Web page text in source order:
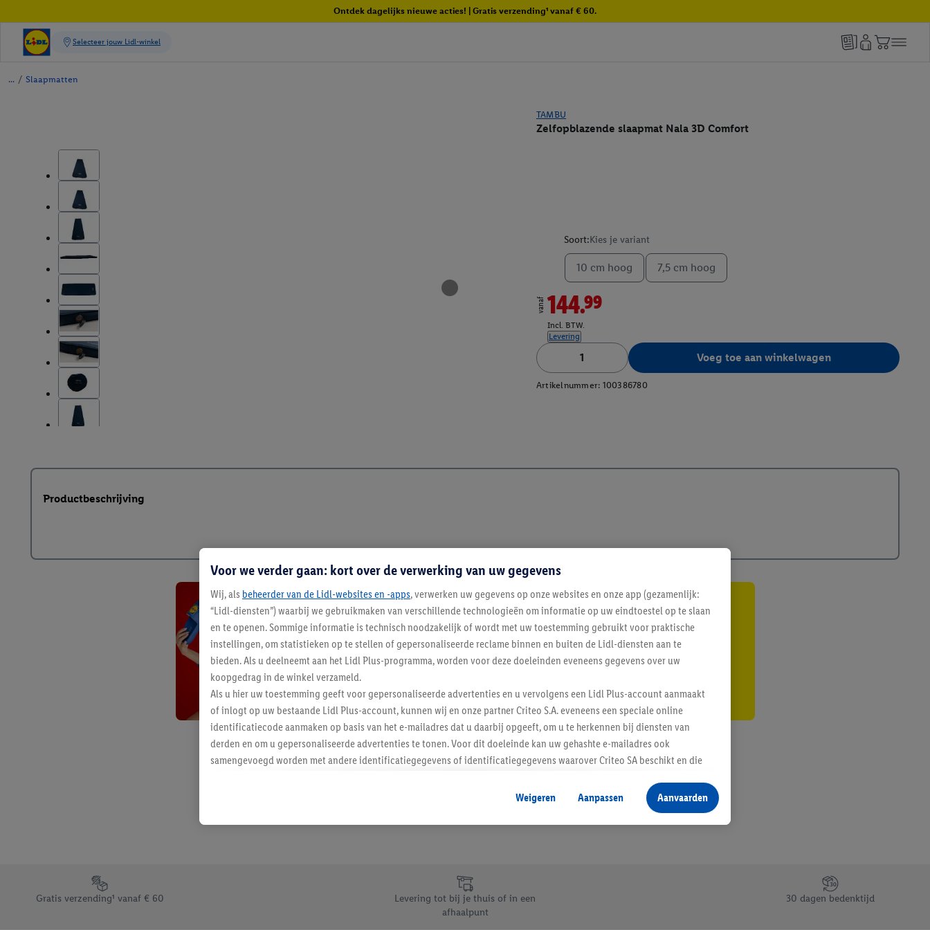
Ontdek dagelijks nieuwe acties! | Gratis verzending¹ vanaf € 60.
/ Slaapmatten
TAMBU
Zelfopblazende slaapmat Nala 3D Comfort
Soort:Kies je variant
10 cm hoog 7,5 cm hoog
vanaf 144.99
Incl. BTW.
Levering
Voeg toe aan winkelwagen
Artikelnummer: 100386780
Productbeschrijving
Blijf op de hoogte
Schrijf je in op de newsletter
Footerelement met de verschillende USPs van Lidl.be
Gratis verzending¹ vanaf € 60
Levering tot bij je thuis of in een
afhaalpunt
30 dagen bedenktijd
Voor we verder gaan: kort over de verwerking van uw gegevens
Wij, als beheerder van de Lidl-websites en -apps, verwerken uw gegevens op onze websites en onze app (gezamenlijk:
“Lidl-diensten”) waarbij we gebruikmaken van verschillende technologieën om informatie op uw eindtoestel op te slaan
en te openen. Sommige informatie is technisch noodzakelijk of wordt met uw toestemming gebruikt voor praktische
instellingen, om statistieken op te stellen of gepersonaliseerde reclame binnen en buiten de Lidl-diensten aan te
bieden. Als u deelneemt aan het Lidl Plus-programma, worden voor deze doeleinden eveneens gegevens over uw
koopgedrag in de winkel verzameld.
Als u hier uw toestemming geeft voor gepersonaliseerde advertenties en u vervolgens een Lidl Plus-account aanmaakt
of inlogt op uw bestaande Lidl Plus-account, kunnen wij en onze partner Criteo S.A. eveneens een speciale online
identificatiecode aanmaken op basis van het e-mailadres dat u daarbij opgeeft, om u te herkennen bij diensten van
derden en om u gepersonaliseerde advertenties te tonen. Voor dit doeleinde kan uw gehashte e-mailadres ook
samengevoegd worden met andere identificatiegegevens of identificatiegegevens waarover Criteo SA beschikt en die
Als u hiermee akkoord gaat, kunnen advertenties in het kader van retargeting, d.w.z. advertenties voor producten waarin
u interesse hebt getoond (bijvoorbeeld door het product in de webshop aan uw winkelmandje toe te voegen, maar het
niet te kopen), ook op verschillende apparaten en verschillende Lidl-diensten worden weergegeven als er met behulp
Onder “Aanpassen” kunt u individuele doeleinden toestaan en meer informatie vinden over de gegevensverwerking.
Door op “weigeren” te klikken, kunt u alleen het gebruik van de noodzakelijke technologieën toestaan. Door op
“aanvaarden” te klikken, stemt u in met alle verwerkingen voor alle bovengenoemde doeleinden. Meer informatie,
Weigeren Aanpassen Aanvaarden